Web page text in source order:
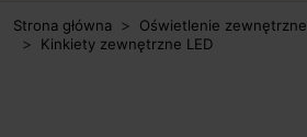
Strona główna
Oświetlenie zewnętrzne
Kinkiety zewnętrzne LED